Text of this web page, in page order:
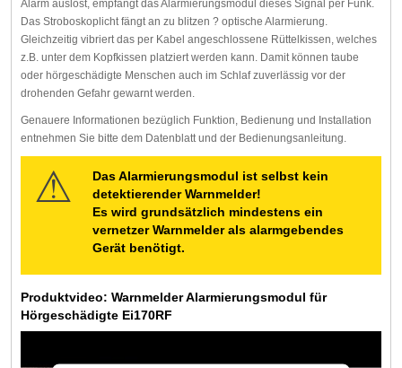
Alarm auslöst, empfängt das Alarmierungsmodul dieses Signal per Funk.
Das Stroboskoplicht fängt an zu blitzen ? optische Alarmierung.
Gleichzeitig vibriert das per Kabel angeschlossene Rüttelkissen, welches
z.B. unter dem Kopfkissen platziert werden kann. Damit können taube
oder hörgeschädigte Menschen auch im Schlaf zuverlässig vor der
drohenden Gefahr gewarnt werden.
Genauere Informationen bezüglich Funktion, Bedienung und Installation
entnehmen Sie bitte dem Datenblatt und der Bedienungsanleitung.
Das Alarmierungsmodul ist selbst kein
detektierender Warnmelder!
Es wird grundsätzlich mindestens ein
vernetzer Warnmelder als alarmgebendes
Gerät benötigt.
Produktvideo: Warnmelder Alarmierungsmodul für
Hörgeschädigte Ei170RF